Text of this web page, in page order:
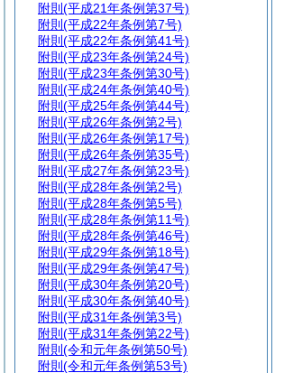
附則 (平成21年条例第37号)
附則 (平成22年条例第7号)
附則 (平成22年条例第41号)
附則 (平成23年条例第24号)
附則 (平成23年条例第30号)
附則 (平成24年条例第40号)
附則 (平成25年条例第44号)
附則 (平成26年条例第2号)
附則 (平成26年条例第17号)
附則 (平成26年条例第35号)
附則 (平成27年条例第23号)
附則 (平成28年条例第2号)
附則 (平成28年条例第5号)
附則 (平成28年条例第11号)
附則 (平成28年条例第46号)
附則 (平成29年条例第18号)
附則 (平成29年条例第47号)
附則 (平成30年条例第20号)
附則 (平成30年条例第40号)
附則 (平成31年条例第3号)
附則 (平成31年条例第22号)
附則 (令和元年条例第50号)
附則 (令和元年条例第53号)